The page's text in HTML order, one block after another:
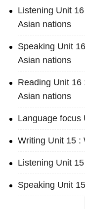
Listening Unit
Asian nations
Speaking Unit
Asian nations
Reading Unit 16
Asian nations
Language focus
Writing Unit 15 :
Listening Unit
Speaking Unit